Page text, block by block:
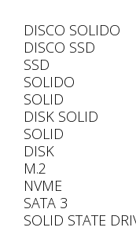
DISCO SOLIDO
DISCO SSD
SSD
SOLIDO
SOLID
DISK SOLID
SOLID
DISK
M.2
NVME
SATA 3
SOLID STATE